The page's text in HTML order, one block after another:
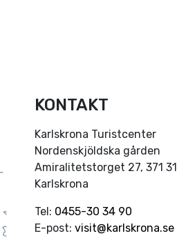
KONTAKT
Karlskrona Turistcenter
Nordenskjöldska gården
Amiralitetstorget 27, 371 31
Karlskrona
Tel: 0455-30 34 90
E-post: visit@karlskrona.se